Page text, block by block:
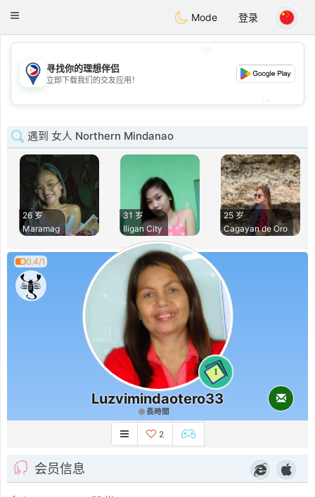
PhilippinesChat
Toggle
Mode 登录
💖
💕
寻找你的理想伴侣
立即下载我们的交友应用！
遇到 女人 Northern Mindanao
26 岁
Maramag
31 岁
Iligan City
25 岁
Cagayan de Oro
0.4/1
1
Luzvimindaotero33
長時間
2
会员信息